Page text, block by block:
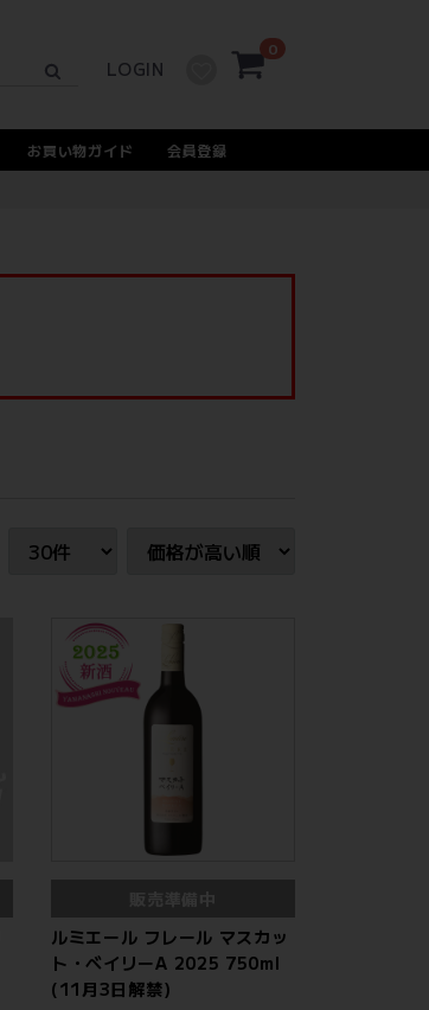
LOGIN
0
お買い物ガイド 会員登録
ルミエール フレール マスカッ
ト・ベイリーA 2025 750ml
(11月3日解禁)